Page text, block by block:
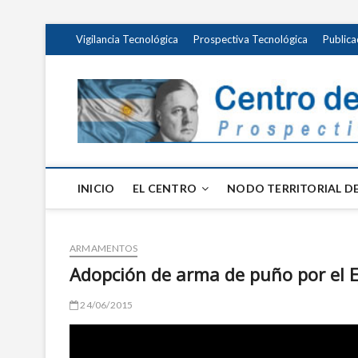
SaltarVigilancia Tecnológica Prospectiva Tecnológica
INICIO EL CENTRO NODO TERRITORIAL
ARMAMENTOS
Adopción de arma de puño por el
24/06/2015